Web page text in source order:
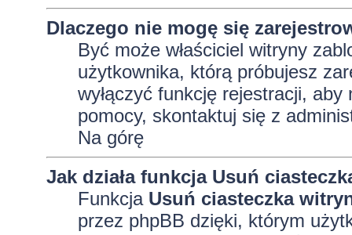
Dlaczego nie mogę się
Być może właściciel witryny
użytkownika, którą próbujesz
wyłączyć funkcję rejestracji,
pomocy, skontaktuj się z
Na górę
Jak działa funkcja Usuń
Funkcja Usuń ciasteczka
przez phpBB dzięki, którym